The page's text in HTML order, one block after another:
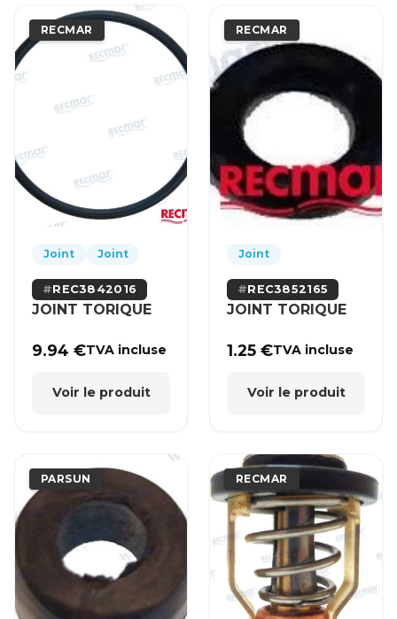
RECMAR
Joint Joint
REC3842016
JOINT TORIQUE
9.94€TVA incluse
Voir le produit
RECMAR
Joint
REC3852165
JOINT TORIQUE
1.25€TVA incluse
Voir le produit
PARSUN RECMAR